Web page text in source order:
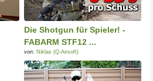
Die Shotgun für Spieler! -
FABARM STF12 ...
von: Niklas (Q-Airsoft)